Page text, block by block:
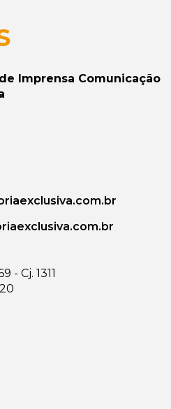
Imprensa Comunicação
- Cj. 1311